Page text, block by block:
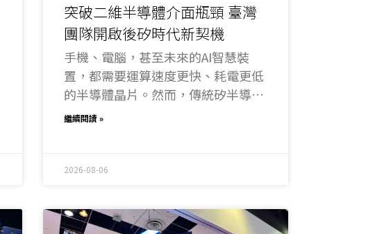
突破二維半導體介面瓶頸 臺灣
團隊開啟後矽時代新契機
手機、電腦，甚至未來的AI智慧裝
置，都需要運算速度更快、耗電更低
的半導體晶片。然而，傳統矽半導體
技術，已逐漸逼近物理極限。為了解
導體」因為薄到只有原子級厚度，被
與提升效能的重要關鍵。
繼續閱讀 »
2026-08-06